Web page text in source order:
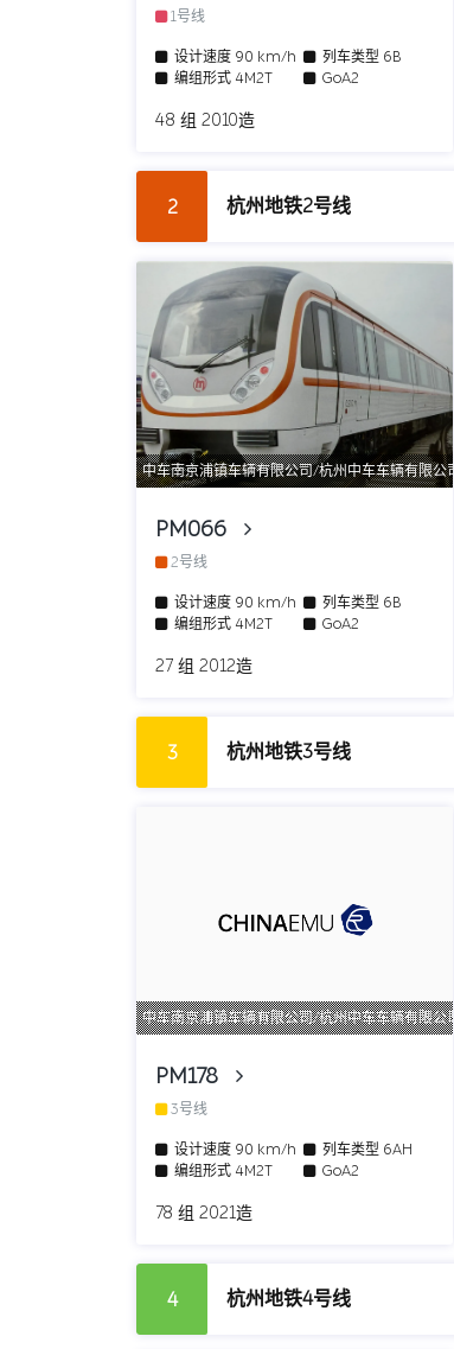
1号线
设计速度 90 km/h 列车类型 6B
编组形式 4M2T GoA2
48 组 2010造
2 杭州地铁2号线
中车南京浦镇车辆有限公司/杭州中车车辆有限公司
PM066
2号线
设计速度 90 km/h 列车类型 6B
编组形式 4M2T GoA2
27 组 2012造
3 杭州地铁3号线
中车南京浦镇车辆有限公司/杭州中车车辆有限公司
PM178
3号线
设计速度 90 km/h 列车类型 6AH
编组形式 4M2T GoA2
78 组 2021造
4 杭州地铁4号线